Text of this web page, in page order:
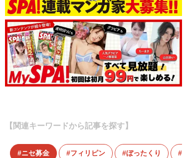
【関連キーワードから記事を探す】
ニセ募金 フィリピン ぼったくり